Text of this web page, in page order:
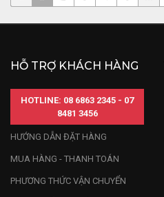
HỖ TRỢ KHÁCH HÀNG
HOTLINE: 08 6863 2345 - 07
8481 3456
HƯỚNG DẪN ĐẶT HÀNG
MUA HÀNG - THANH TOÁN
PHƯƠNG THỨC VẬN CHUYỂN